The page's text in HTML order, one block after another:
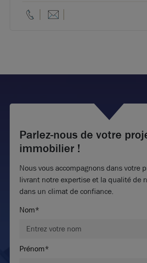
Parlez-nous de votre
immobilier !
Nous vous accompagnons dans votre
livrant notre expertise et la qualité de
dans un climat de confiance.
Nom*
Prénom*